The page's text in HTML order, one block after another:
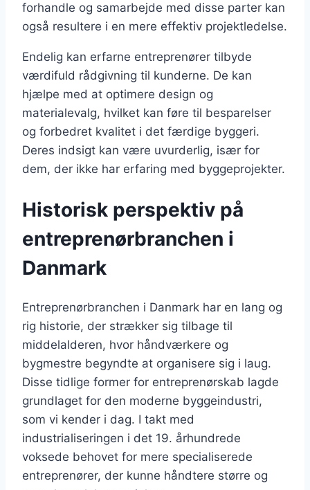
forhandle og samarbejde med disse parter kan
også resultere i en mere effektiv projektledelse.
Endelig kan erfarne entreprenører tilbyde
værdifuld rådgivning til kunderne. De kan
hjælpe med at optimere design og
materialevalg, hvilket kan føre til besparelser
og forbedret kvalitet i det færdige byggeri.
Deres indsigt kan være uvurderlig, især for
dem, der ikke har erfaring med byggeprojekter.
Historisk perspektiv på
entreprenørbranchen i
Danmark
Entreprenørbranchen i Danmark har en lang og
rig historie, der strækker sig tilbage til
middelalderen, hvor håndværkere og
bygmestre begyndte at organisere sig i laug.
Disse tidlige former for entreprenørskab lagde
grundlaget for den moderne byggeindustri,
som vi kender i dag. I takt med
industrialiseringen i det 19. århundrede
voksede behovet for mere specialiserede
entreprenører, der kunne håndtere større og